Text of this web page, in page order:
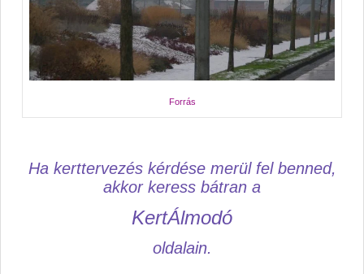
Forrás
Ha kerttervezés kérdése merül fel benned,
akkor keress bátran a
KertÁlmodó
oldalain.